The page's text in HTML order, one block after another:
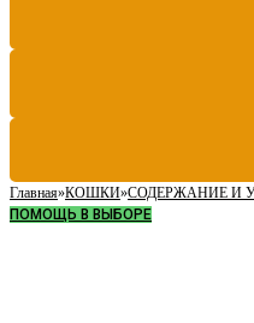
Главная»КОШКИ»СОДЕРЖАНИЕ И
ПОМОЩЬ В ВЫБОРЕ